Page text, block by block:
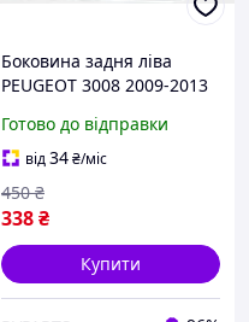
Боковина задня ліва
PEUGEOT 3008 2009-2013
Готово до відправки
від34₴/міс
338₴
450 ₴
Купити